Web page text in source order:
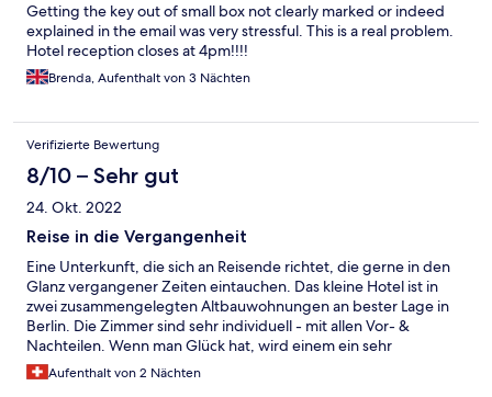
Getting the key out of small box not clearly marked or indeed
explained in the email was very stressful. This is a real problem.
Hotel reception closes at 4pm!!!!
Brenda, Aufenthalt von 3 Nächten
Verifizierte Bewertung
8/10 – Sehr gut
24. Okt. 2022
Reise in die Vergangenheit
Eine Unterkunft, die sich an Reisende richtet, die gerne in den
Glanz vergangener Zeiten eintauchen. Das kleine Hotel ist in
zwei zusammengelegten Altbauwohnungen an bester Lage in
Berlin. Die Zimmer sind sehr individuell - mit allen Vor- &
Nachteilen. Wenn man Glück hat, wird einem ein sehr
prachtvolles Zimmer zugeteilt, mit weniger Glück dann halt eine
eher bescheidene Loge. Weil das Hotel sehr klein ist, herrscht
Aufenthalt von 2 Nächten